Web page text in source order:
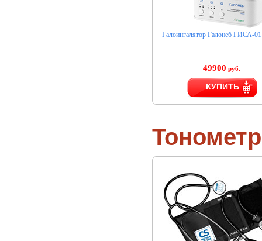
Галоингалятор Галонеб ГИСА-
49900 руб.
КУПИТЬ